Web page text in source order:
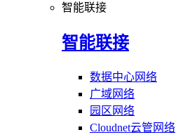
智能联接
智能联接
数据中心网络
广域网络
园区网络
Cloudnet云管网络